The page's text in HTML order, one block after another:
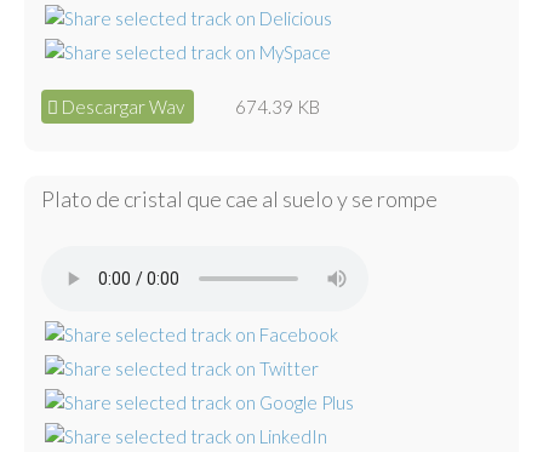
Descargar Wav 674.39 KB
Plato de cristal que cae al suelo y se rompe